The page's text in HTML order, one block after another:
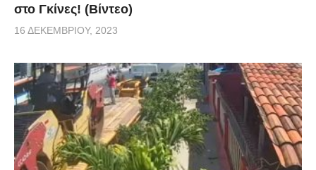
στο Γκίνες! (Βίντεο)
16 ΔΕΚΕΜΒΡΊΟΥ, 2023